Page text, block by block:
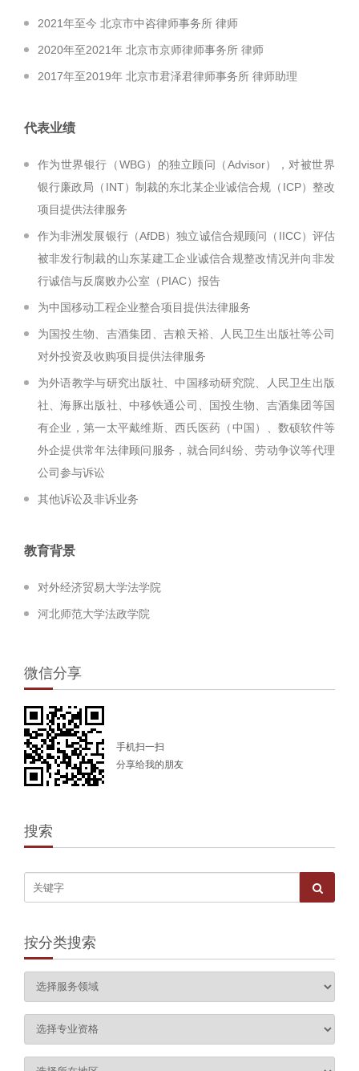
2021年至今 北京市中咨律师事务所 律师
2020年至2021年 北京市京师律师事务所 律师
2017年至2019年 北京市君泽君律师事务所 律师助理
代表业绩
作为世界银行（WBG）的独立顾问（Advisor），对被世界
银行廉政局（INT）制裁的东北某企业诚信合规（ICP）整改
项目提供法律服务
作为非洲发展银行（AfDB）独立诚信合规顾问（IICC）评估
被非发行制裁的山东某建工企业诚信合规整改情况并向非发
行诚信与反腐败办公室（PIAC）报告
为中国移动工程企业整合项目提供法律服务
为国投生物、吉酒集团、吉粮天裕、人民卫生出版社等公司
对外投资及收购项目提供法律服务
为外语教学与研究出版社、中国移动研究院、人民卫生出版
社、海豚出版社、中移铁通公司、国投生物、吉酒集团等国
有企业，第一太平戴维斯、西氏医药（中国）、数硕软件等
外企提供常年法律顾问服务，就合同纠纷、劳动争议等代理
公司参与诉讼
其他诉讼及非诉业务
教育背景
对外经济贸易大学法学院
河北师范大学法政学院
微信分享
手机扫一扫
分享给我的朋友
搜索
按分类搜索